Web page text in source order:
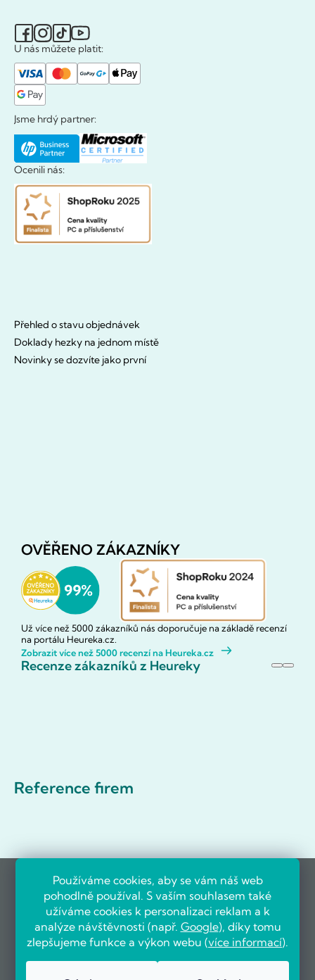
Používáme cookies, aby se vám náš web
pohodlně používal. S vaším souhlasem také
užíváme cookies k personalizaci reklam a k
analýze návštěvnosti (např. Google), díky tomu
zlepšujeme funkce a výkon webu (více informací).
U nás můžete platit:
Jsme hrdý partner:
Ocenili nás:
Přehled o stavu objednávek
Doklady hezky na jednom místě
Novinky se dozvíte jako první
OVĚŘENO ZÁKAZNÍKY
Už více než 5000 zákazníků nás doporučuje na základě recenzí
na portálu Heureka.cz.
Zobrazit více než 5000 recenzí na Heureka.cz
Recenze zákazníků z Heureky
Reference firem